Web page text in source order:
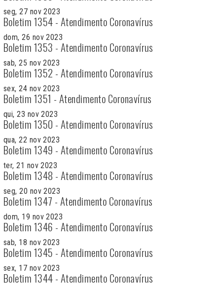
seg, 27 nov 2023
Boletim 1354 - Atendimento Coronavírus
dom, 26 nov 2023
Boletim 1353 - Atendimento Coronavírus
sab, 25 nov 2023
Boletim 1352 - Atendimento Coronavírus
sex, 24 nov 2023
Boletim 1351 - Atendimento Coronavírus
qui, 23 nov 2023
Boletim 1350 - Atendimento Coronavírus
qua, 22 nov 2023
Boletim 1349 - Atendimento Coronavírus
ter, 21 nov 2023
Boletim 1348 - Atendimento Coronavírus
seg, 20 nov 2023
Boletim 1347 - Atendimento Coronavírus
dom, 19 nov 2023
Boletim 1346 - Atendimento Coronavírus
sab, 18 nov 2023
Boletim 1345 - Atendimento Coronavírus
sex, 17 nov 2023
Boletim 1344 - Atendimento Coronavírus